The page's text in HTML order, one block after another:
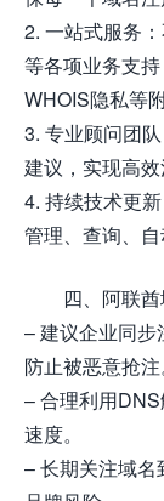
2. 一站式服务
等各项业务支持
WHOIS隐私等
3. 专业顾问团
建议，实现高效
4. 持续技术更
管理、查询、自
四、阿联
– 建议企业同步
防止被恶意抢注
– 合理利用
速度。
– 长期关注域